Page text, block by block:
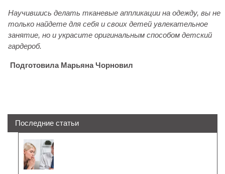
Научившись делать тканевые аппликации на одежду, вы не
только найдете для себя и своих детей увлекательное
занятие, но и украсите оригинальным способом детский
гардероб.
Подготовила Марьяна Чорновил
Последние статьи